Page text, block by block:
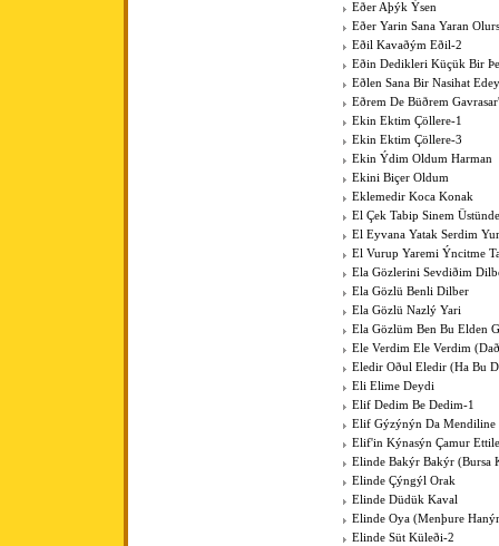
Eðer Aþýk Ýsen
Eðer Yarin Sana Yaran
Eðil Kavaðým Eðil-2
Eðin Dedikleri Küçük Bir
Eðlen Sana Bir Nasihat
Eðrem De Büðrem
Ekin Ektim Çöllere-1
Ekin Ektim Çöllere-3
Ekin Ýdim Oldum Harman
Ekini Biçer Oldum
Eklemedir Koca Konak
El Çek Tabip Sinem
El Eyvana Yatak Serdim
El Vurup Yaremi Ýncitme
Ela Gözlerini Sevdiðim
Ela Gözlü Benli Dilber
Ela Gözlü Nazlý Yari
Ela Gözlüm Ben Bu Elden
Ele Verdim Ele Verdim
Eledir Oðul Eledir (Ha Bu
Eli Elime Deydi
Elif Dedim Be Dedim-1
Elif Gýzýnýn Da Mendiline
Elif'in Kýnasýn Çamur
Elinde Bakýr Bakýr (Bursa
Elinde Çýngýl Orak
Elinde Düdük Kaval
Elinde Oya (Menþure
Elinde Süt Küleði-2